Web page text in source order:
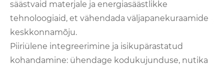
säästvaid materjale ja energiasäästlikke
tehnoloogiaid, et vähendada väljapanekuraamide
keskkonnamõju.
Piiriülene integreerimine ja isikupärastatud
kohandamine: ühendage kodukujunduse, nutika